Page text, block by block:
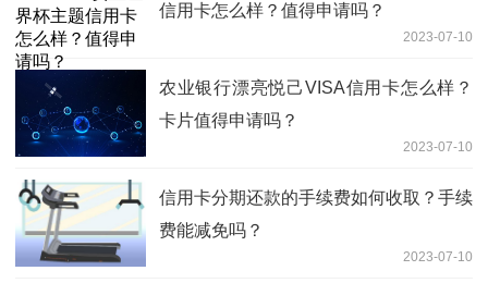
信用卡怎么样？值得申请吗？
2023-07-10
农业银行漂亮悦己VISA信用卡怎么样？
卡片值得申请吗？
2023-07-10
信用卡分期还款的手续费如何收取？手续
费能减免吗？
2023-07-10